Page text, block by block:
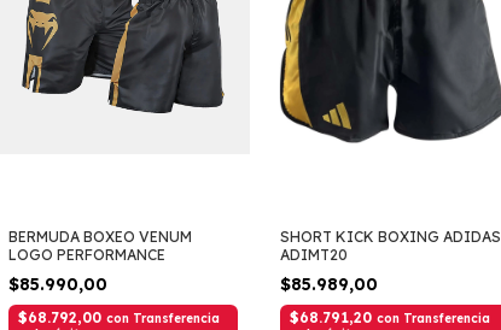
BERMUDA BOXEO VENUM
LOGO PERFORMANCE
$85.990,00
$68.792,00 con Transferencia
SHORT KICK BOXING ADIDAS
ADIMT20
$85.989,00
$68.791,20 con Transferencia